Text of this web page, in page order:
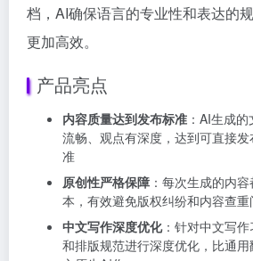
档，AI确保语言的专业性和表达的
更加高效。
产品亮点
内容质量达到发布标准 ：AI生成
流畅、观点有深度，达到可直接
准
原创性严格保障 ：每次生成的内
本，有效避免版权纠纷和内容查重
中文写作深度优化：针对中文写
和排版规范进行深度优化，比通